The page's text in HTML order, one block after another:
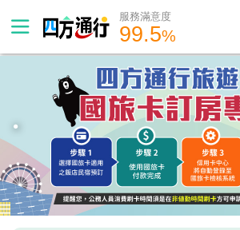
服務滿意度
99.5%
.